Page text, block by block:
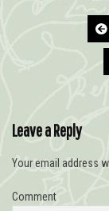
Leave a Reply
Your email address
Comment